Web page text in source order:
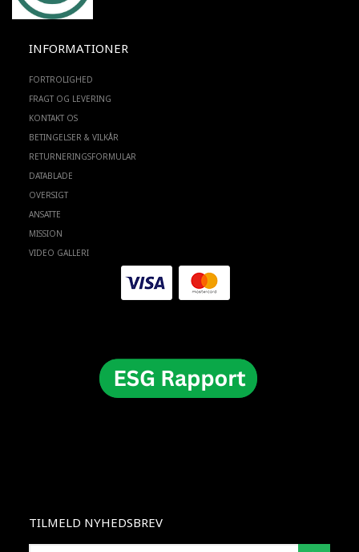
INFORMATIONER
FORTROLIGHED
FRAGT OG LEVERING
KONTAKT OS
BETINGELSER & VILKÅR
RETURNERINGSFORMULAR
DATABLADE
OVERSIGT
ANSATTE
MISSION
VIDEO GALLERI
TILMELD NYHEDSBREV